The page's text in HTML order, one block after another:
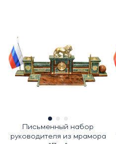
Письменный набор
руководителя из мрамора